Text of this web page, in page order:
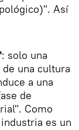
Así
: solo una
una cultura
a una
de
Como
es un